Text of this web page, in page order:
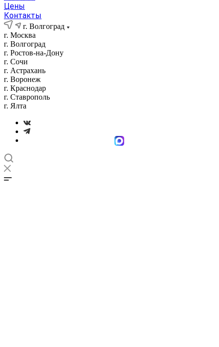
Цены
Контакты
г. Волгоград
г. Москва
г. Волгоград
г. Ростов-на-Дону
г. Сочи
г. Астрахань
г. Воронеж
г. Краснодар
г. Ставрополь
г. Ялта